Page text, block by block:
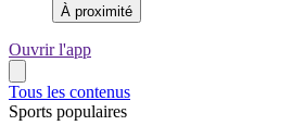
À proximité
Ouvrir l'app
Tous les contenus
Sports populaires